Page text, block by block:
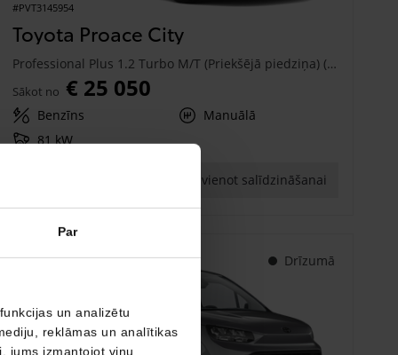
Par
un analizētu
reklāmas un analītikas
jums izmantojot viņu
#PVT3145954
Toyota Proace City
Professional Plus 1.2 Turbo M/T (Priekšējā piedziņa) (81 kW)
Sākot no € 25 050
Benzīns
Manuālā
81 kW
Pievienot salīdzināšanai
Drīzumā